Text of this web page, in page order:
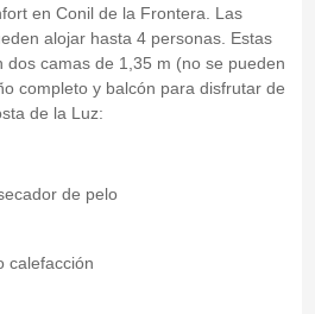
en Conil de la Frontera. Las
alojar hasta 4 personas. Estas
dos camas de 1,35 m (no se pueden
completo y balcón para disfrutar de
de la Luz:
de pelo
calefacción